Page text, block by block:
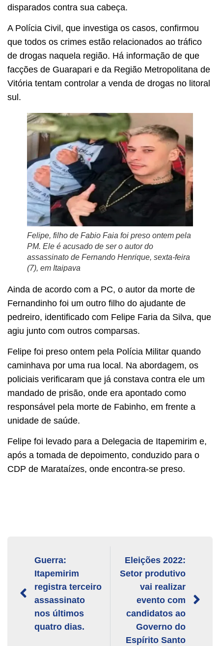
disparados contra sua cabeça.
A Polícia Civil, que investiga os casos, confirmou
que todos os crimes estão relacionados ao tráfico
de drogas naquela região. Há informação de que
facções de Guarapari e da Região Metropolitana de
Vitória tentam controlar a venda de drogas no litoral
sul.
Felipe, filho de Fabio Faia foi preso ontem pela
PM. Ele é acusado de ser o autor do
assassinato de Fernando Henrique, sexta-feira
(7), em Itaipava
Ainda de acordo com a PC, o autor da morte de
Fernandinho foi um outro filho do ajudante de
pedreiro, identificado com Felipe Faria da Silva, que
agiu junto com outros comparsas.
Felipe foi preso ontem pela Polícia Militar quando
caminhava por uma rua local. Na abordagem, os
policiais verificaram que já constava contra ele um
mandado de prisão, onde era apontado como
responsável pela morte de Fabinho, em frente a
unidade de saúde.
Felipe foi levado para a Delegacia de Itapemirim e,
após a tomada de depoimento, conduzido para o
CDP de Marataízes, onde encontra-se preso.
Guerra:
Itapemirim
registra terceiro
assassinato
nos últimos
quatro dias.
Eleições 2022:
Setor produtivo
vai realizar
evento com
candidatos ao
Governo do
Espírito Santo